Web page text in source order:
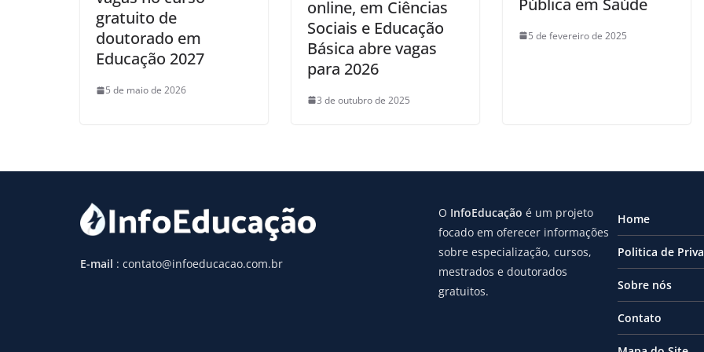
gratuito de
doutorado em
Educação 2027
5 de maio de 2026
online, em Ciências
Sociais e Educação
Básica abre vagas
para 2026
3 de outubro de 2025
5 de fevereiro de 2025
E-mail : contato@infoeducacao.com.br
O InfoEducação é um projeto
focado em oferecer informações
sobre especialização, cursos,
mestrados e doutorados
gratuitos.
Home
Politica de
Sobre nós
Contato